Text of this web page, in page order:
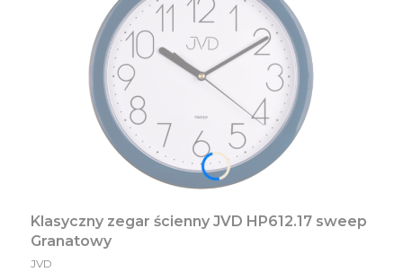
Klasyczny zegar ścienny JVD HP612.17 sweep
Granatowy
PRODUCENT
JVD